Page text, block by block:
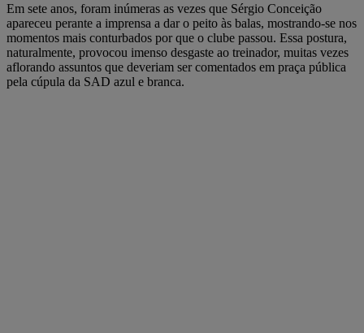
Em sete anos, foram inúmeras as vezes que Sérgio Conceição
apareceu perante a imprensa a dar o peito às balas, mostrando-se nos
momentos mais conturbados por que o clube passou. Essa postura,
naturalmente, provocou imenso desgaste ao treinador, muitas vezes
aflorando assuntos que deveriam ser comentados em praça pública
pela cúpula da SAD azul e branca.